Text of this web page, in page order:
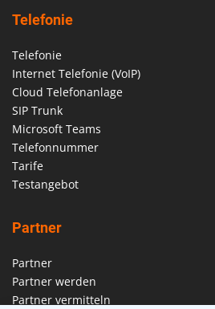
Telefonie
Telefonie
Internet Telefonie (VoIP)
Cloud Telefonanlage
SIP Trunk
Microsoft Teams
Telefonnummer
Tarife
Testangebot
Partner
Partner
Partner werden
Partner vermitteln